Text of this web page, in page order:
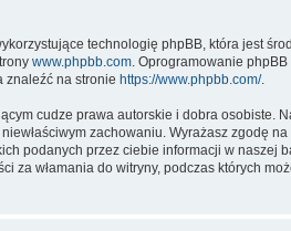
technologię phpBB, która jest
www.phpbb.com . Oprogramowanie phpBB
znaleźć na stronie https://www.phpbb.com/.
cudze prawa autorskie i dobra osobiste.
zachowaniu. Wyrażasz zgodę na
podanych przez ciebie informacji w naszej
za włamania do witryny, podczas których